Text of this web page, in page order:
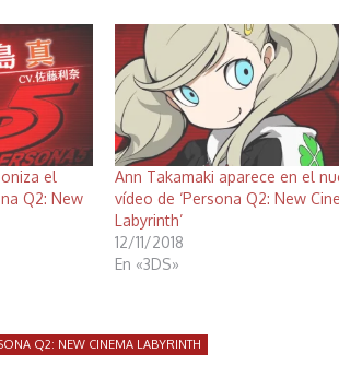
el
Q2: New
Ann Takamaki aparece en el
vídeo de ‘Persona Q2: New
Labyrinth’
12/11/2018
En «3DS»
Q2: NEW CINEMA LABYRINTH